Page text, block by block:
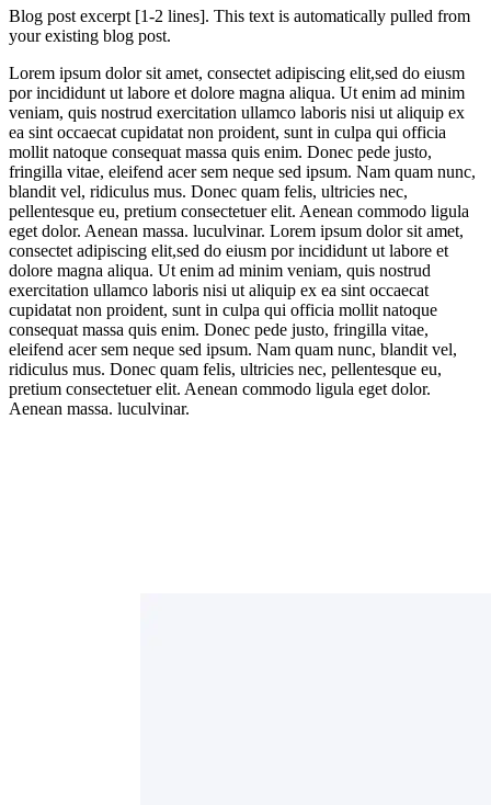
Blog post excerpt [1-2 lines]. This text is automatically pulled from
your existing blog post.
Lorem ipsum dolor sit amet, consectet adipiscing elit,sed do eiusm
por incididunt ut labore et dolore magna aliqua. Ut enim ad minim
veniam, quis nostrud exercitation ullamco laboris nisi ut aliquip ex
ea sint occaecat cupidatat non proident, sunt in culpa qui officia
mollit natoque consequat massa quis enim. Donec pede justo,
fringilla vitae, eleifend acer sem neque sed ipsum. Nam quam nunc,
blandit vel, ridiculus mus. Donec quam felis, ultricies nec,
pellentesque eu, pretium consectetuer elit. Aenean commodo ligula
eget dolor. Aenean massa. luculvinar. Lorem ipsum dolor sit amet,
consectet adipiscing elit,sed do eiusm por incididunt ut labore et
dolore magna aliqua. Ut enim ad minim veniam, quis nostrud
exercitation ullamco laboris nisi ut aliquip ex ea sint occaecat
cupidatat non proident, sunt in culpa qui officia mollit natoque
consequat massa quis enim. Donec pede justo, fringilla vitae,
eleifend acer sem neque sed ipsum. Nam quam nunc, blandit vel,
ridiculus mus. Donec quam felis, ultricies nec, pellentesque eu,
pretium consectetuer elit. Aenean commodo ligula eget dolor.
Aenean massa. luculvinar.